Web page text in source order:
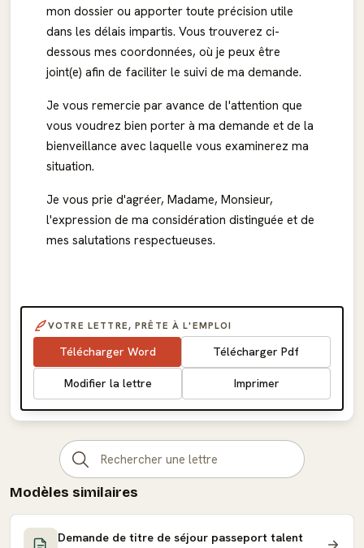
mon dossier ou apporter toute précision utile
dans les délais impartis. Vous trouverez ci-
dessous mes coordonnées, où je peux être
joint(e) afin de faciliter le suivi de ma demande.
Je vous remercie par avance de l'attention que
vous voudrez bien porter à ma demande et de la
bienveillance avec laquelle vous examinerez ma
situation.
Je vous prie d'agréer, Madame, Monsieur,
l'expression de ma considération distinguée et de
mes salutations respectueuses.
VOTRE LETTRE, PRÊTE À L'EMPLOI
Télécharger Word Télécharger Pdf
Modifier la lettre Imprimer
Modèles similaires
Demande de titre de séjour passeport talent